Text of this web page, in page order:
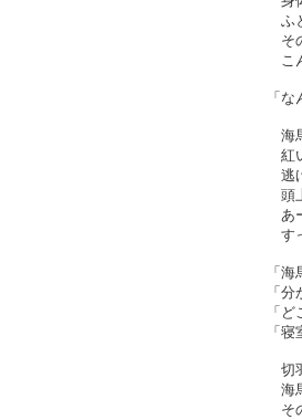
ふ
そ
こ
「
海
紅
逃
頭
あ
す
「
「
「
「
切
海
そ